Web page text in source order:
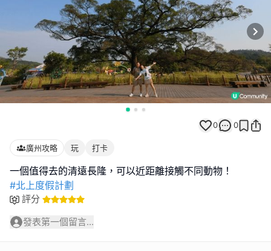
0 0
廣州攻略 玩 打卡
#北上度假計劃
評分
發表第一個留言...